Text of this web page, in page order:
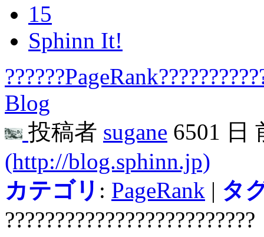
15
Sphinn It!
Blog
投稿者 sugane 6501 日
(http://blog.sphinn.jp)
カテゴリ : PageRank | タ
?????????????????????????